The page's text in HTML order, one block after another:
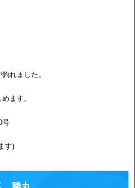
れました。
ます。
号
す)